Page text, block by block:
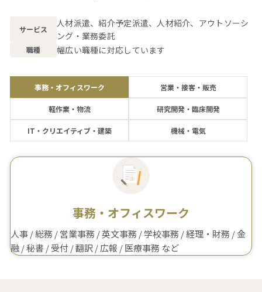
サービス
人材派遣、紹介予定派遣、人材紹介、アウトソーシ
ング・業務委託
職種 幅広い職種に対応しています
事務・オフィスワーク 営業・接客・販売
軽作業・物流 研究開発・臨床開発
IT・クリエイティブ・建築 機械・電気
事務・オフィスワーク
人事 / 総務 / 営業事務 / 英文事務 / 学校事務 / 経理・財務 / 金
融 / 秘書 / 受付 / 翻訳 / 広報 / 医療事務 など